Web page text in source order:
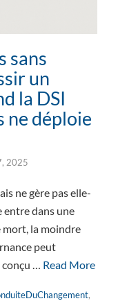
sans
un
la DSI
ne déploie
2025
ne gère pas elle-
entre dans une
mort, la moindre
peut
… Read More
,